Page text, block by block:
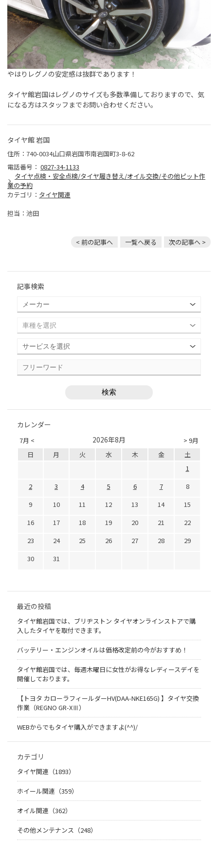
やはりレグノの安定感は抜群であります！
タイヤ館岩国はレグノのサイズも多数準備しておりますので、気
になる方はスタッフまでお問い合わせください。
タイヤ館 岩国
住所：740-0034山口県岩国市南岩国町3-8-62
電話番号： 0827-34-1133
タイヤ点検・安全点検/タイヤ履き替え/オイル交換/その他ピット作
業の予約
カテゴリ： タイヤ関連
担当：池田
< 前の記事へ 一覧へ戻る 次の記事へ >
記事検索
カレンダー
7月 < > 9月
2026年8月
日 月 火 水 木 金
土
1
2
3 4 5 6 7
8
9
10 11 12 13 14
15
16
17 18 19 20 21
22
23
24 25 26 27 28
29
30
31
最近の投稿
タイヤ館岩国では、ブリヂストン タイヤオンラインストアで購
入したタイヤを取付できます。
バッテリー・エンジンオイルは価格改定前の今がおすすめ！
タイヤ館岩国では、毎週木曜日に女性がお得なレディースデイを
開催しております。
【トヨタ カローラフィールダーHV(DAA-NKE165G) 】タイヤ交換
作業（REGNO GR-XⅢ）
WEBからでもタイヤ購入ができますよ(^^)/
カテゴリ
タイヤ関連（1893）
ホイール関連（359）
オイル関連（362）
その他メンテナンス（248）